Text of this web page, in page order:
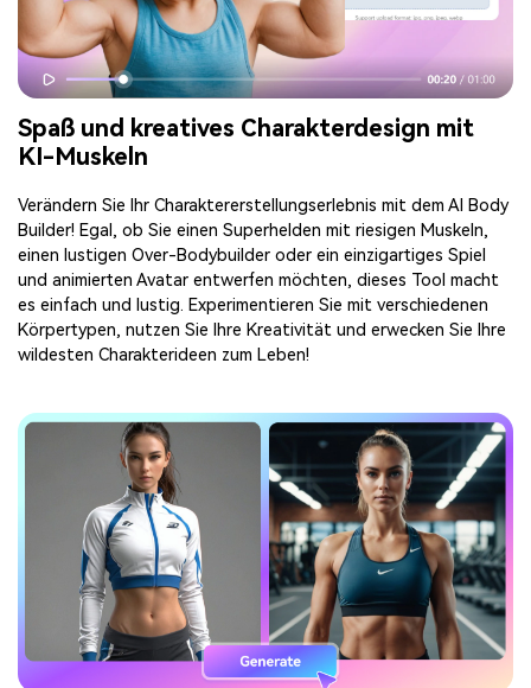
Spaß und kreatives Charakterdesign mit
KI-Muskeln
Verändern Sie Ihr Charaktererstellungserlebnis mit dem AI Body
Builder! Egal, ob Sie einen Superhelden mit riesigen Muskeln,
einen lustigen Over-Bodybuilder oder ein einzigartiges Spiel
und animierten Avatar entwerfen möchten, dieses Tool macht
es einfach und lustig. Experimentieren Sie mit verschiedenen
Körpertypen, nutzen Sie Ihre Kreativität und erwecken Sie Ihre
wildesten Charakterideen zum Leben!